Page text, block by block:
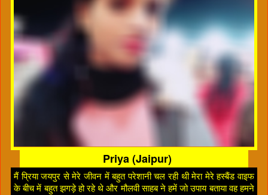
Priya (Jaipur)
मैं प्रिया जयपुर से मेरे जीवन में बहुत परेशानी चल रही थी मेरा मेरे हस्बैंड वाइफ
के बीच में बहुत झगड़े हो रहे थे और मौलवी साहब ने हमें जो उपाय बताया वह हमने